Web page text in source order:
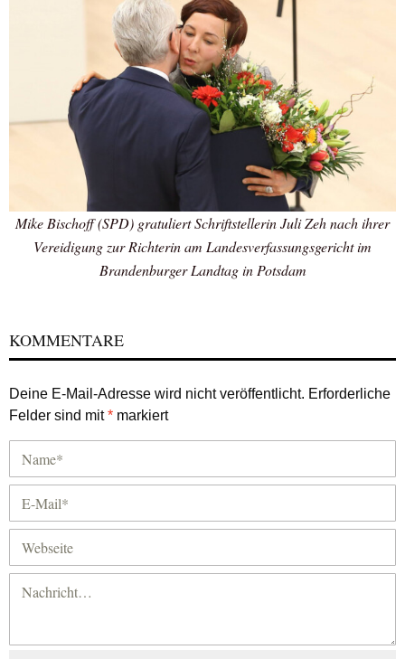
Mike Bischoff (SPD) gratuliert Schriftstellerin Juli Zeh nach ihrer
Vereidigung zur Richterin am Landesverfassungsgericht im
Brandenburger Landtag in Potsdam
KOMMENTARE
Deine E-Mail-Adresse wird nicht veröffentlicht. Erforderliche
Felder sind mit* markiert